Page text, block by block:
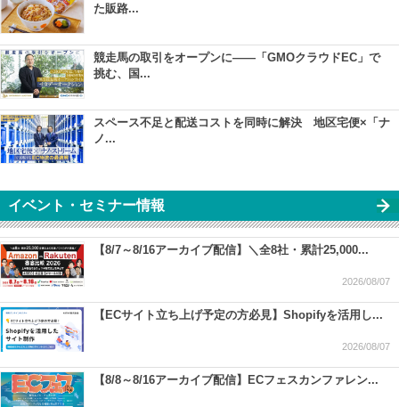
た販路...
競走馬の取引をオープンに――「GMOクラウドEC」で
挑む、国...
スペース不足と配送コストを同時に解決 地区宅便×「ナ
ノ...
イベント・セミナー情報
【8/7～8/16アーカイブ配信】＼全8社・累計25,000...
2026/08/07
【ECサイト立ち上げ予定の方必見】Shopifyを活用し...
2026/08/07
【8/8～8/16アーカイブ配信】ECフェスカンファレン...